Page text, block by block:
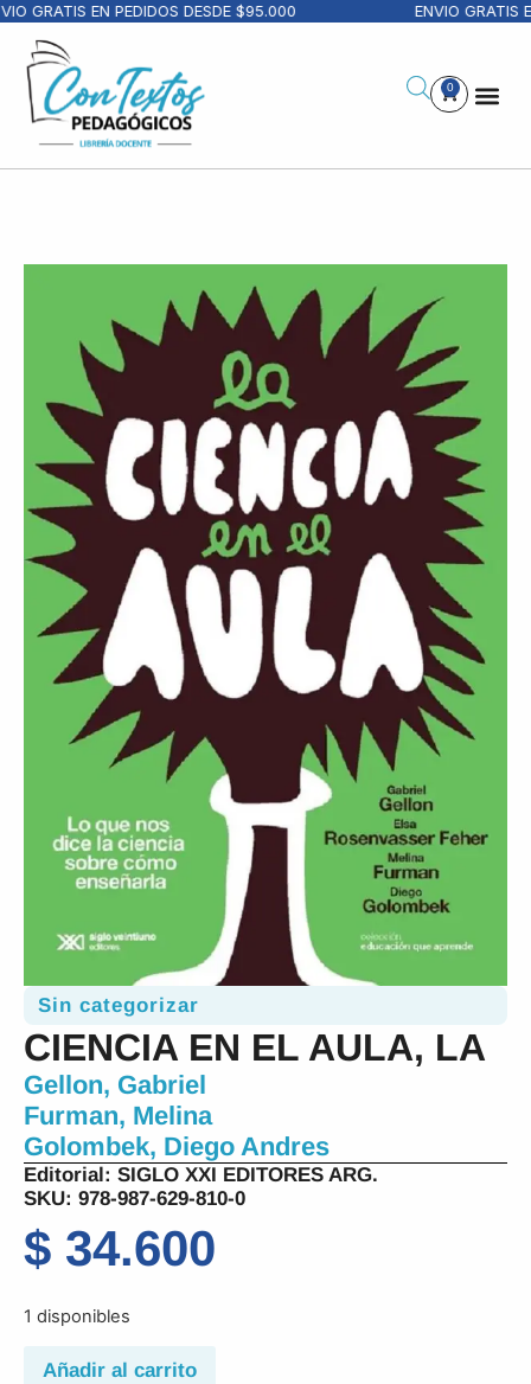
GRATIS EN PEDIDOS DESDE $95.000 ENVIO GRATIS
0
Sin categorizar
CIENCIA EN EL AULA, LA
Gellon, Gabriel
Furman, Melina
Golombek, Diego Andres
Editorial: SIGLO XXI EDITORES ARG.
SKU: 978-987-629-810-0
$ 34.600
1 disponibles
Añadir al carrito